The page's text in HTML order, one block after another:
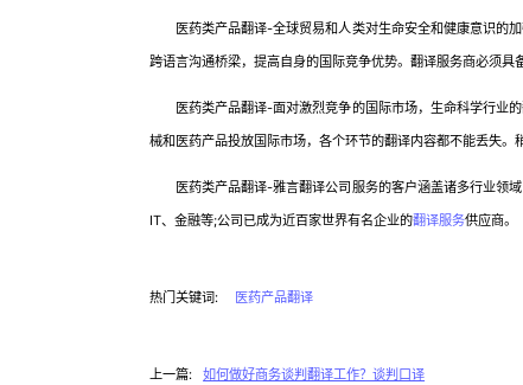
医药类产品翻译-全球贸易和人类对生命安全和健康意识的加
跨语言沟通桥梁，提高自身的国际竞争优势。翻译服务商必须具
医药类产品翻译-面对激烈竞争的国际市场，生命科学行业的
械和医药产品投放国际市场，各个环节的翻译内容都不能丢失。
医药类产品翻译-雅言翻译公司服务的客户涵盖诸多行业领域
IT、金融等;公司已成为近百家世界有名企业的翻译服务供应商。
热门关键词: 医药产品翻译
上一篇: 如何做好商务谈判翻译工作？谈判口译